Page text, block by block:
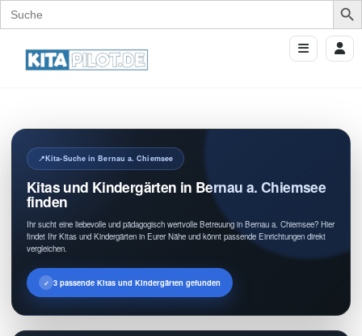
Search
for:
Kita-Suche in Bernau a. Chiemsee
Kitas und Kindergärten in Bernau a. Chiemsee
finden
Ihr sucht eine liebevolle und pädagogisch wertvolle Betreuung in Bernau a. Chiemsee? Hier
findet Ihr Kitas und Kindergärten in Eurer Nähe und könnt passende Einrichtungen direkt
vergleichen.
3 passende Kitas und Kindergärten gefunden